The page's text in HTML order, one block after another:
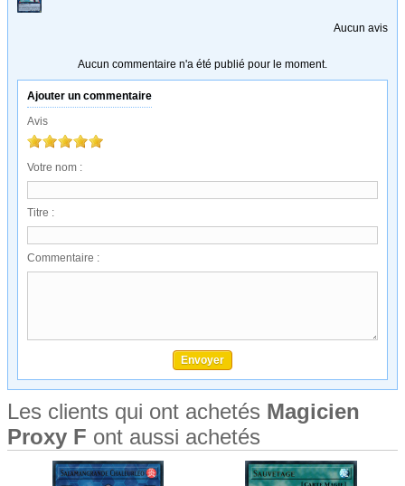
Aucun avis
Aucun commentaire n'a été publié pour le moment.
Ajouter un commentaire
Avis
Votre nom :
Titre :
Commentaire :
Les clients qui ont achetés Magicien
Proxy F ont aussi achetés